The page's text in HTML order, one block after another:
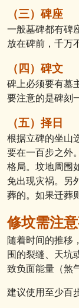
（三）碑座
一般墓碑都有碑
放在碑前，千万
（四）碑文
碑上必须要有墓
要注意的是碑刻
（五）择日
根据立碑的坐山
要在一百步之外
格局。坟地周围
免出现灾祸。另
葬的。如果迁葬
修坟需注
随着时间的推移
围的裂缝、天坑
致负面能量（煞
建议使用至少百